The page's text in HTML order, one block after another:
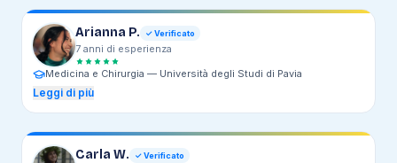
Arianna P. ✓ Verificato
7 anni di esperienza
Medicina e Chirurgia — Università degli Studi di Pavia
Leggi di più
Carla W. ✓ Verificato